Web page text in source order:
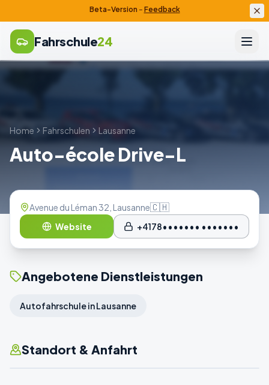
Beta-Version – Feedback
Fahrschule24
Home Fahrschulen Lausanne
Auto-école Drive-L
Avenue du Léman 32, Lausanne🇨🇭
Website +4178••••••• •••••••
Angebotene Dienstleistungen
Autofahrschule in Lausanne
Standort & Anfahrt